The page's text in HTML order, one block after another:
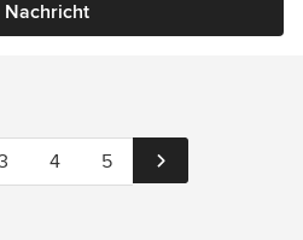
Nachricht
4 5